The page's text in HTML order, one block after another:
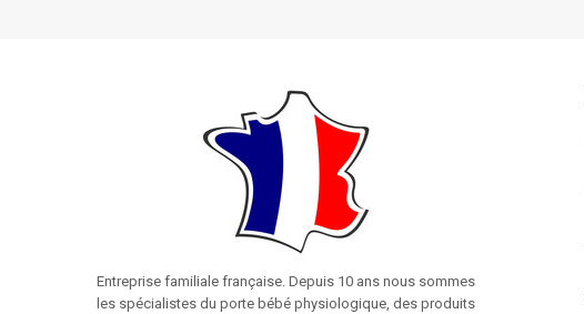
Entreprise familiale française. Depuis 10 ans nous sommes
les spécialistes du porte bébé physiologique, des produits